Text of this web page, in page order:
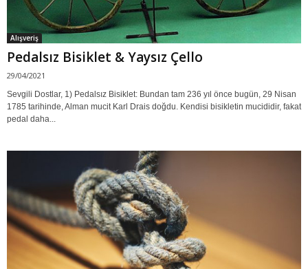
Alışveriş
Pedalsız Bisiklet & Yaysız Çello
29/04/2021
Sevgili Dostlar, 1) Pedalsız Bisiklet: Bundan tam 236 yıl önce bugün, 29 Nisan
1785 tarihinde, Alman mucit Karl Drais doğdu. Kendisi bisikletin mucididir, fakat
pedal daha...